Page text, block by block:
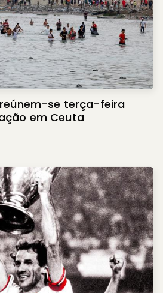
reúnem-se terça-feira
em Ceuta